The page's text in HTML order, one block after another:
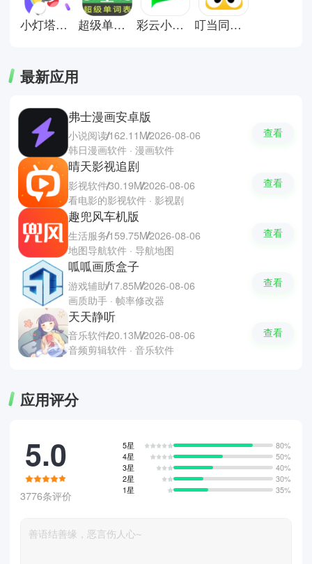
小灯塔育儿英语启蒙动画 超级单词表安卓版app 彩云小译翻译器 叮当同学安卓版
最新应用
弗士漫画安卓版
小说阅读162.11M2026-08-06
韩日漫画软件 · 漫画软件
查看
晴天影视追剧
影视软件30.19M2026-08-06
看电影的影视软件 · 影视剧
查看
趣兜风车机版
生活服务159.75M2026-08-06
地图导航软件 · 导航地图
查看
呱呱画质盒子
游戏辅助17.85M2026-08-06
画质助手 · 帧率修改器
查看
天天静听
音乐软件20.13M2026-08-06
音频剪辑软件 · 音乐软件
查看
应用评分
5.0
3776条评价
5星
80%
4星
50%
3星
40%
2星
30%
1星
35%